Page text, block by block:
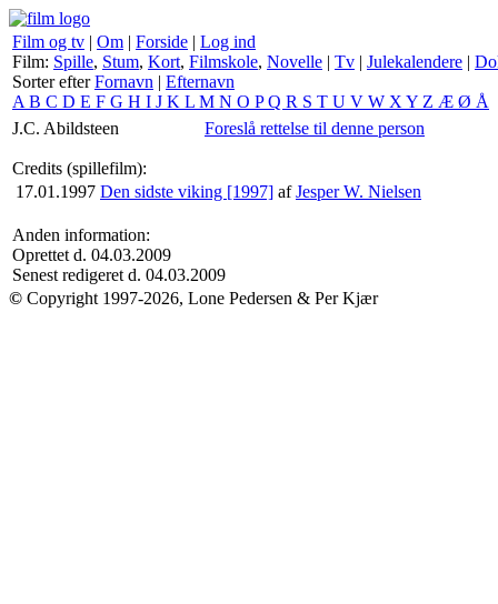
Film og tv | Om | Forside | Log ind
Film: Spille, Stum, Kort, Filmskole, Novelle | Tv | Julekalendere |
Sorter efterFornavn | Efternavn
A B C D E F G H I J K L M N O PQ R S T U V W X Y Z Æ Ø Å
Foreslå rettelse til denne person
J.C. Abildsteen
Credits (spillefilm):
17.01.1997 Den sidste viking [1997] afJesper W. Nielsen
Anden information:
Oprettet d. 04.03.2009
Senest redigeret d. 04.03.2009
© Copyright 1997-2026, Lone Pedersen & Per Kjær